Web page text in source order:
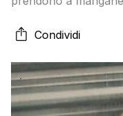
Civil, la carica dei
Condividi